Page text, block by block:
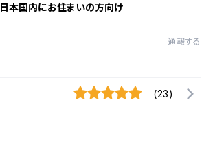
日本国内にお住まいの方向け
通報する
(23)